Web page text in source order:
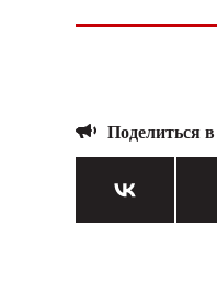
Поделиться